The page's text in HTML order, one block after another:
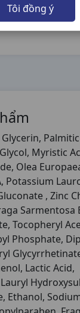
Tôi đồng ý
Palmitic
Myristic
Olea
Potassium
, Zinc
Sarmentosa
Tocopheryl
Phosphate,
Lactic Acid,
Ethanol,